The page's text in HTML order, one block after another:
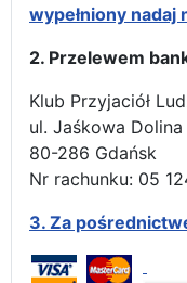
wypełniony nadaj
2. Przelewem
Klub Przyjaciół
ul. Jaśkowa Dolina
80-286 Gdańsk
Nr rachunku: 05
3. Za